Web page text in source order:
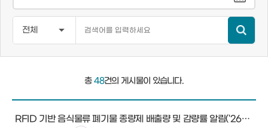
총48건의 게시물이 있습니다.
RFID 기반 음식물류 폐기물 종량제 배출량 및 감량률 알림('26년 7월)